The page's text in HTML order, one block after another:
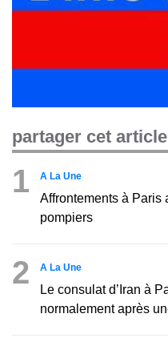
partager cet article
1 A La Une
Affrontements à Paris
pompiers
2 A La Une
Le consulat d’Iran à
normalement après